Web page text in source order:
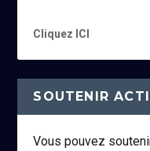
Cliquez ICI
SOUTENIR
Vous pouvez